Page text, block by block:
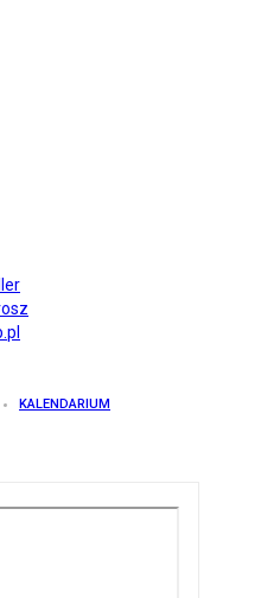
KALENDARIUM